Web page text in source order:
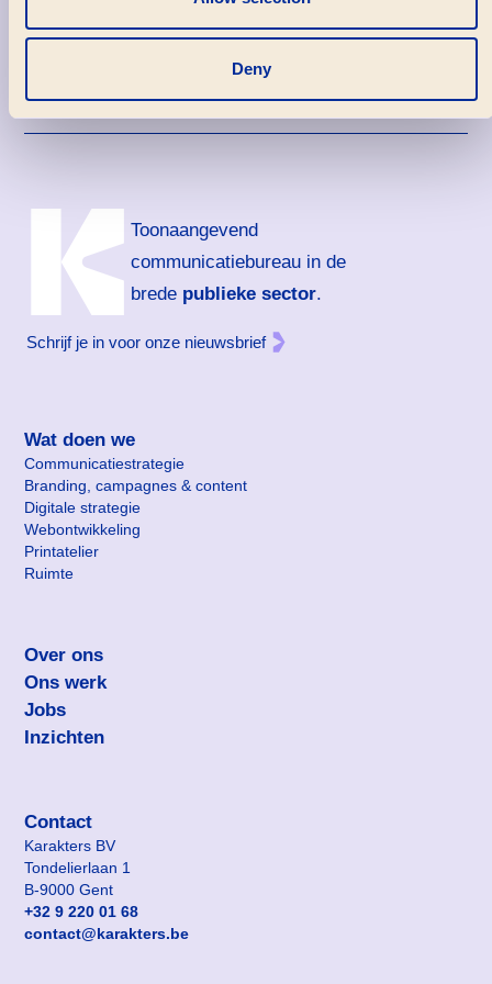
Deny
Toonaangevend
communicatiebureau in de
brede publieke sector.
Schrijf je in voor onze nieuwsbrief
Wat doen we
Communicatie­strategie
Branding, campagnes & content
Digitale strategie
Web­ontwikkeling
Printatelier
Ruimte
Over ons
Ons werk
Jobs
Inzichten
Contact
Adres
Karakters BV
Tondelierlaan 1
B-9000 Gent
Telefoonnummer
+32 9 220 01 68
E-mailadres
contact@karakters.be